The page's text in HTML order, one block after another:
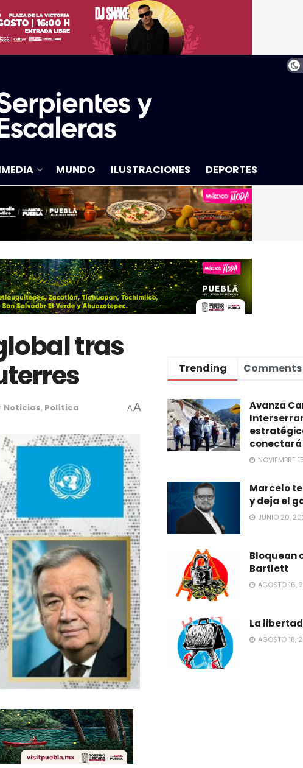
MUNDO ILUSTRACIONES DEPORTES
tras
Noticias, Política AA
Trending Comments
Avanza
conectará
NOVIEMBRE
Marcelo
y deja el
JUNIO 20,
Bloquean
Bartlett
AGOSTO 16,
La
AGOSTO 18,